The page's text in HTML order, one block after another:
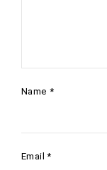
Name *
Email*